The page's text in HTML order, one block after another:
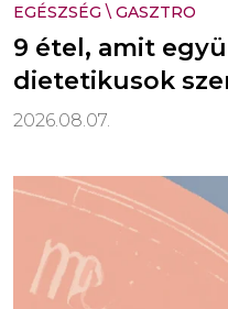
EGÉSZSÉG \ GASZTRO
9 étel, amit
dietetikusok
2026.08.07.